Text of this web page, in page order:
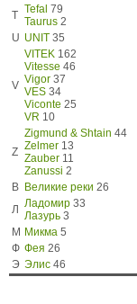
T Tefal 79
Taurus 2
U UNIT 35
V
VITEK 162
Vitesse 46
Vigor 37
VES 34
Viconte 25
VR 10
Z
Zigmund & Shtain 44
Zelmer 13
Zauber 11
Zanussi 2
В Великие реки 26
Л Ладомир 33
Лазурь 3
М Микма 5
Ф Фея 26
Э Элис 46